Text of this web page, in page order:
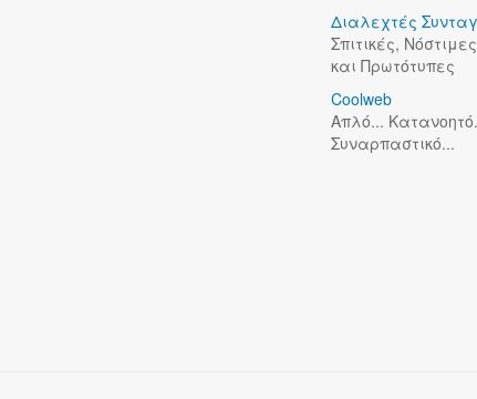
Διαλεχτές
Σπιτικές, Νόστιμες
και Πρωτότυπες
Coolweb
Απλό...
Συναρπαστικό...